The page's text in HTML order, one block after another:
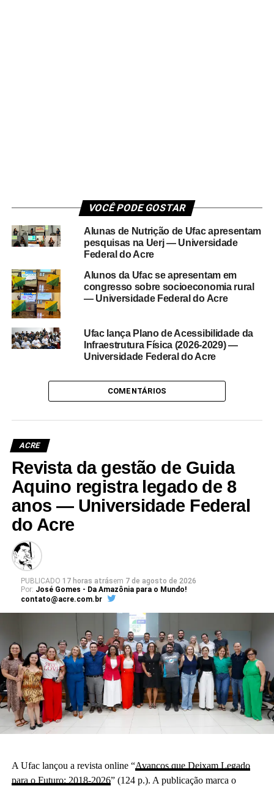
VOCÊ PODE GOSTAR
Alunas de Nutrição de Ufac apresentam
pesquisas na Uerj — Universidade
Federal do Acre
Alunos da Ufac se apresentam em
congresso sobre socioeconomia rural
— Universidade Federal do Acre
Ufac lança Plano de Acessibilidade da
Infraestrutura Física (2026-2029) —
Universidade Federal do Acre
COMENTÁRIOS
ACRE
Revista da gestão de Guida
Aquino registra legado de 8
anos — Universidade Federal
do Acre
PUBLICADO 17 horas atrásem 7 de agosto de 2026
Por: José Gomes - Da Amazônia para o Mundo!
contato@acre.com.br
A Ufac lançou a revista online “Avanços que Deixam Legado
para o Futuro: 2018-2026” (124 p.). A publicação marca o